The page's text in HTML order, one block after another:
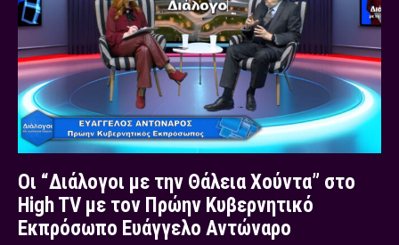
Οι “Διάλογοι με την Θάλεια Χούντα” στο
High TV με τον Πρώην Κυβερνητικό
Εκπρόσωπο Ευάγγελο Αντώναρο